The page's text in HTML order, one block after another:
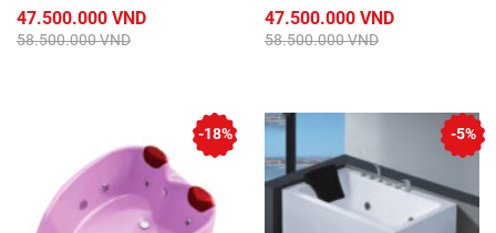
47.500.000 VND
58.500.000 VND
47.500.000 VND
58.500.000 VND
-18% -5%